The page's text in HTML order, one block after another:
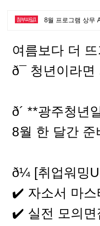
첨부파일1 8월 프로그램 상무
여름보다 더
ð¯ 청년이라
ð´ **광주청
8월 한 달간 준
ð¼ [취업워밍
✔️ 자소서 마스
✔️ 실전 모의면